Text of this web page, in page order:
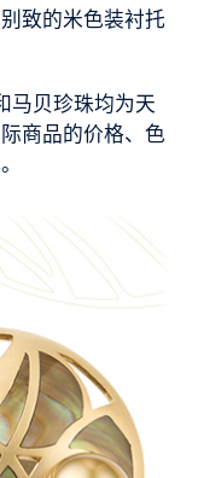
致的米色装衬托
马贝珍珠均为天
商品的价格、色